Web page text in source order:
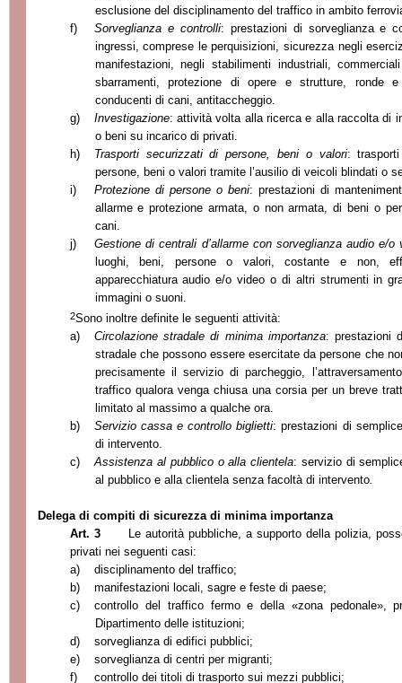
esclusione del disciplinamento del traffico in ambito
f)
Sorveglianza e controlli: prestazioni di sorveglianza e
ingressi, comprese le perquisizioni, sicurezza negli
manifestazioni, negli stabilimenti industriali,
sbarramenti, protezione di opere e strutture, ronde
conducenti di cani, antitaccheggio.
g)
Investigazione: attività volta alla ricerca e alla raccolta di
o beni su incarico di privati.
h)
Trasporti securizzati di persone, beni o valori:
persone, beni o valori tramite l’ausilio di veicoli blindati o
i)
Protezione di persone o beni: prestazioni di
allarme e protezione armata, o non armata, di beni o
cani.
j)
Gestione di centrali d’allarme con sorveglianza audio e/o
luoghi, beni, persone o valori, costante e non,
apparecchiatura audio e/o video o di altri strumenti in
immagini o suoni.
2Sono inoltre definite le seguenti attività:
a)
Circolazione stradale di minima importanza: prestazioni
stradale che possono essere esercitate da persone che
precisamente il servizio di parcheggio,
traffico qualora venga chiusa una corsia per un breve
limitato al massimo a qualche ora.
b)
Servizio cassa e controllo biglietti: prestazioni di
di intervento.
c)
Assistenza al pubblico o alla clientela: servizio di
al pubblico e alla clientela senza facoltà di intervento.
Delega di compiti di sicurezza di minima importanza
Art. 3
Le autorità pubbliche, a supporto della polizia,
privati nei seguenti casi:
a)
disciplinamento del traffico;
b)
manifestazioni locali, sagre e feste di paese;
c)
controllo del traffico fermo e della «zona pedonale»,
Dipartimento delle istituzioni;
d)
sorveglianza di edifici pubblici;
e)
sorveglianza di centri per migranti;
f)
controllo dei titoli di trasporto sui mezzi pubblici;